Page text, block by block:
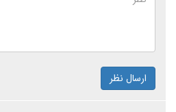
ارسال نظر